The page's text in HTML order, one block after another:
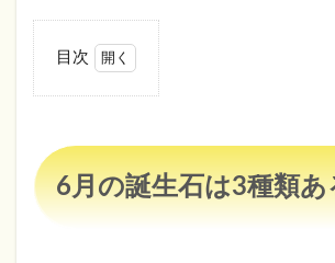
目次
誕
生
石
6月の誕生石は3種類あ